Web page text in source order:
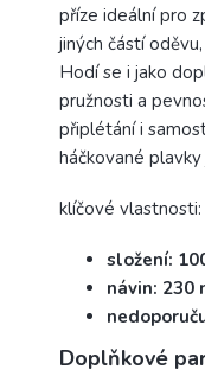
příze ideální pro
jiných částí
Hodí se i jako
pružnosti a
připlétání i
háčkované
klíčové vlastnosti:
složení:
návin: 230
Doplňkové